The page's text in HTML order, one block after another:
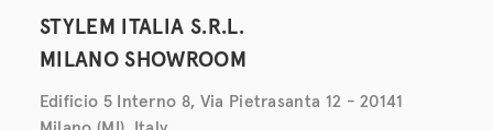
STYLEM ITALIA S.R.L.
MILANO SHOWROOM
Edificio 5 Interno 8, Via Pietrasanta 12 - 20141